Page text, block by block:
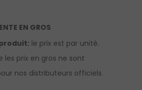
EN GROS
le prix est par unité.
les prix en gros ne sont
nos distributeurs officiels.